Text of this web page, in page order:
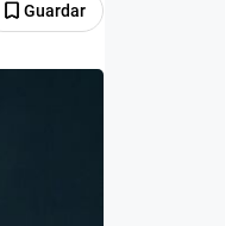
Guardar